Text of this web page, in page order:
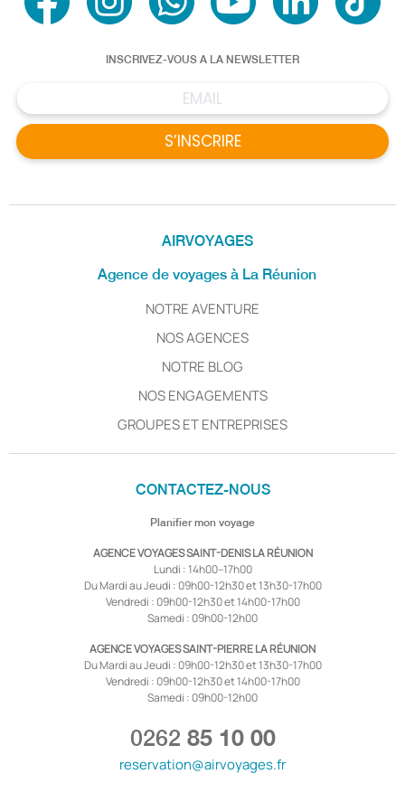
AIRVOYAGES
Agence de voyages à La Réunion
NOTRE AVENTURE
NOS AGENCES
NOTRE BLOG
NOS ENGAGEMENTS
GROUPES ET ENTREPRISES
INSCRIVEZ-VOUS A LA NEWSLETTER
S’INSCRIRE
CONTACTEZ-NOUS
Planifier mon voyage
AGENCE VOYAGES SAINT-DENIS LA RÉUNION
Lundi : 14h00–17h00
Du Mardi au Jeudi : 09h00-12h30 et 13h30-17h00
Vendredi : 09h00-12h30 et 14h00-17h00
Samedi : 09h00-12h00
AGENCE VOYAGES SAINT-PIERRE LA RÉUNION
Du Mardi au Jeudi : 09h00-12h30 et 13h30-17h00
Vendredi : 09h00-12h30 et 14h00-17h00
Samedi : 09h00-12h00
0262 85 10 00
reservation@airvoyages.fr